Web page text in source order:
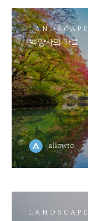
LANDSCAPE
백양사의 가을
allowto
LANDSCAPE